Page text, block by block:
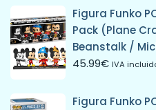
Figura Funko
Pack (Plane
Beanstalk /
45.99€ IVA
Figura Funko